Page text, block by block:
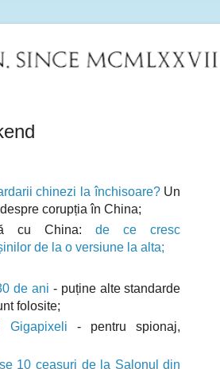
chinezi la închisoare?Un
corupția în China;
cu China:de ce cresc
de la o versiune la alta;
de ani - puține alte standarde
folosite;
- pentru spionaj,
10 ceasuri de la Salonul din